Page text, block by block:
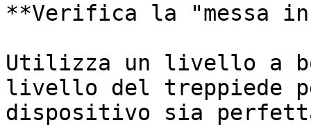
**Verifica la "messa
Utilizza un livello a
livello del treppiede
dispositivo sia